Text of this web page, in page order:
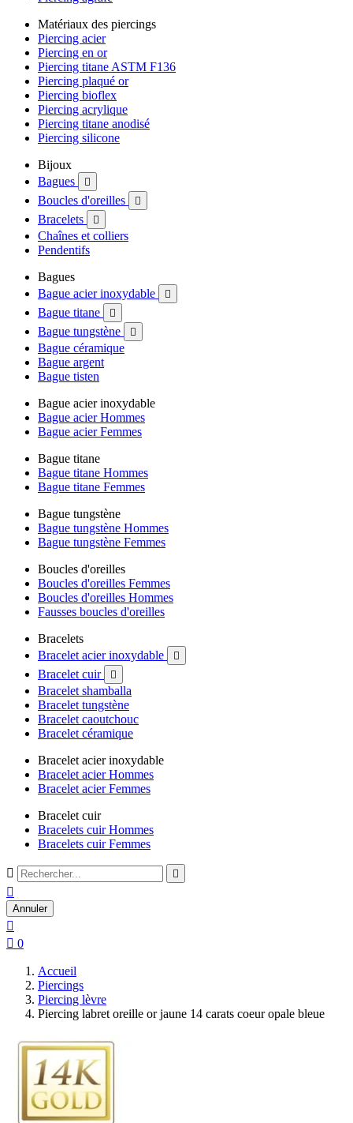
Matériaux des piercings
Piercing acier
Piercing en or
Piercing titane ASTM F136
Piercing plaqué or
Piercing bioflex
Piercing acrylique
Piercing titane anodisé
Piercing silicone
Bijoux
Bagues

Boucles d'oreilles 
Bracelets 
Chaînes et colliers
Pendentifs
Bagues
Bague acier inoxydable

Bague titane 
Bague tungstène 
Bague céramique
Bague argent
Bague tisten
Bague acier inoxydable
Bague acier Hommes
Bague acier Femmes
Bague titane
Bague titane Hommes
Bague titane Femmes
Bague tungstène
Bague tungstène Hommes
Bague tungstène Femmes
Boucles d'oreilles
Boucles d'oreilles Femmes
Boucles d'oreilles Hommes
Fausses boucles d'oreilles
Bracelets
Bracelet acier inoxydable

Bracelet cuir 
Bracelet shamballa
Bracelet tungstène
Bracelet caoutchouc
Bracelet céramique
Bracelet acier inoxydable
Bracelet acier Hommes
Bracelet acier Femmes
Bracelet cuir
Bracelets cuir Hommes
Bracelets cuir Femmes
 

Annuler

 0
Accueil
Piercings
Piercing lèvre
Piercing labret oreille or jaune 14 carats coeur opale bleue